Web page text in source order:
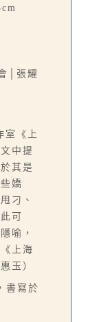
│張耀
室《上
中提
其是
嬌
刁、
可
喻，
上海
玉）
書寫於